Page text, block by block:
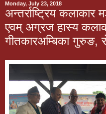
Monday, July 23, 2018
अन्तर्राष्ट्रिय
एवम् अग्रज हास्य
गीतकारअम्बिका गुरुङ,